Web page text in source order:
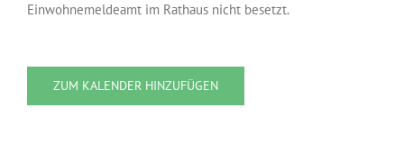
Einwohnemeldeamt im Rathaus nicht besetzt.
ZUM KALENDER HINZUFÜGEN